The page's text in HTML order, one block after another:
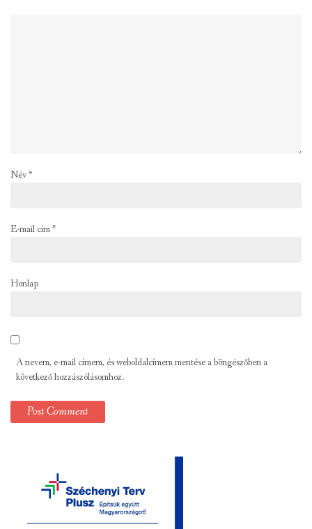
Név*
E-mail cím*
Honlap
A nevem, e-mail címem, és weboldalcímem mentése a böngészőben a
következő hozzászólásomhoz.